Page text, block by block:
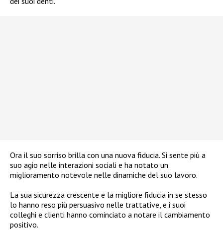
Ora il suo sorriso brilla con una nuova fiducia. Si sente più a
suo agio nelle interazioni sociali e ha notato un
miglioramento notevole nelle dinamiche del suo lavoro.
La sua sicurezza crescente e la migliore fiducia in se stesso
lo hanno reso più persuasivo nelle trattative, e i suoi
colleghi e clienti hanno cominciato a notare il cambiamento
positivo.